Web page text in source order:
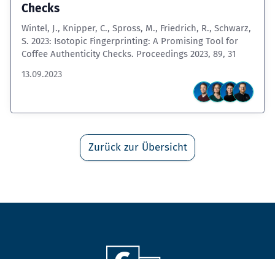
Checks
Wintel, J., Knipper, C., Spross, M., Friedrich, R., Schwarz,
S. 2023: Isotopic Fingerprinting: A Promising Tool for
Coffee Authenticity Checks. Proceedings 2023, 89, 31
13.09.2023
Zurück zur Übersicht